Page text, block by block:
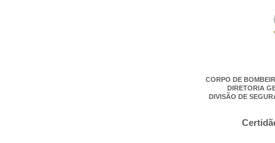
CORPO DE
DIRETORIA
DIVISÃO DE